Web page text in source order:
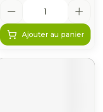
Ajouter au panier